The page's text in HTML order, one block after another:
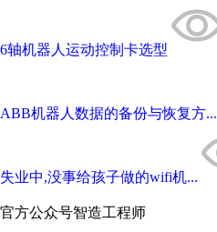
6轴机器人运动控制卡选型
ABB机器人数据的备份与恢复方...
失业中,没事给孩子做的wifi机...
官方公众号智造工程师